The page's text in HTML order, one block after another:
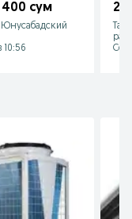
96 000
400 сум
Юнусабадский
10:56
20